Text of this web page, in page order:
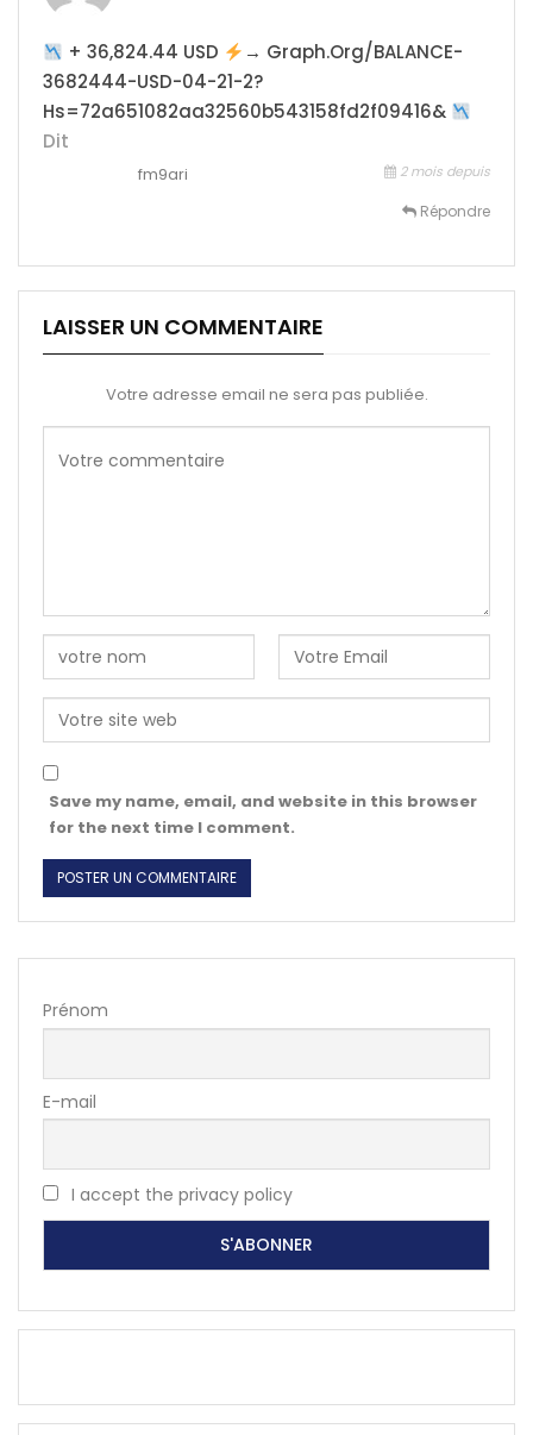
+ 36,824.44 USD
→ Graph.org/BALANCE-
3682444-USD-04-21-2?
Hs=72a651082aa32560b543158fd2f09416&
Dit
2 mois depuis
fm9ari
Répondre
LAISSER UN COMMENTAIRE
Votre adresse email ne sera pas publiée.
Save my name, email, and website in this browser
for the next time I comment.
Prénom
E-mail
I accept the privacy policy